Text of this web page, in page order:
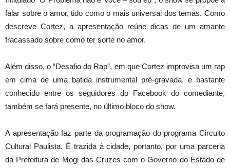
falar sobre o amor, tido como o mais universal dos temas. Como
descreve Cortez, a apresentação reúne dicas de um amante
fracassado sobre como ter sorte no amor.
Além disso, o “Desafio do Rap”, em que Cortez improvisa um rap
em cima de uma batida instrumental pré-gravada, e bastante
conhecido entre os seguidores do Facebook do comediante,
também se fará presente, no último bloco do show.
A apresentação faz parte da programação do programa Circuito
Cultural Paulista. É trazida à cidade, portanto, por uma parceria
da Prefeitura de Mogi das Cruzes com o Governo do Estado de